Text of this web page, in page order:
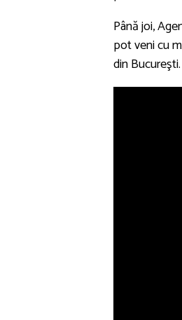
Până joi,
pot veni cu
din Bucureşti.